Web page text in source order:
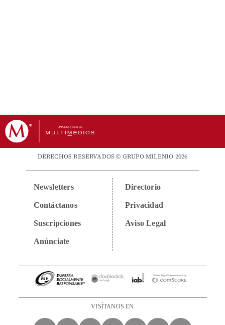
DERECHOS RESERVADOS © GRUPO MILENIO 2026
Newsletters
Contáctanos
Suscripciones
Anúnciate
Directorio
Privacidad
Aviso Legal
VISÍTANOS EN